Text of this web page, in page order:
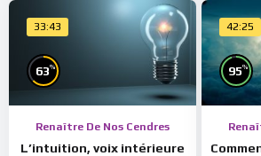
33:43
63%
Renaître De Nos Cendres
L’intuition, voix intérieure
42:25
95%